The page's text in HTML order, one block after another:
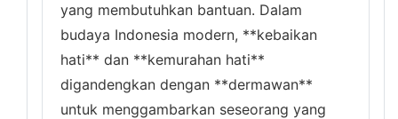
yang membutuhkan bantuan. Dalam
budaya Indonesia modern, **kebaikan
hati** dan **kemurahan hati**
digandengkan dengan **dermawan**
untuk menggambarkan seseorang yang